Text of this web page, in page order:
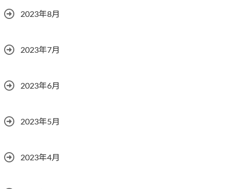
2023年8月
2023年7月
2023年6月
2023年5月
2023年4月